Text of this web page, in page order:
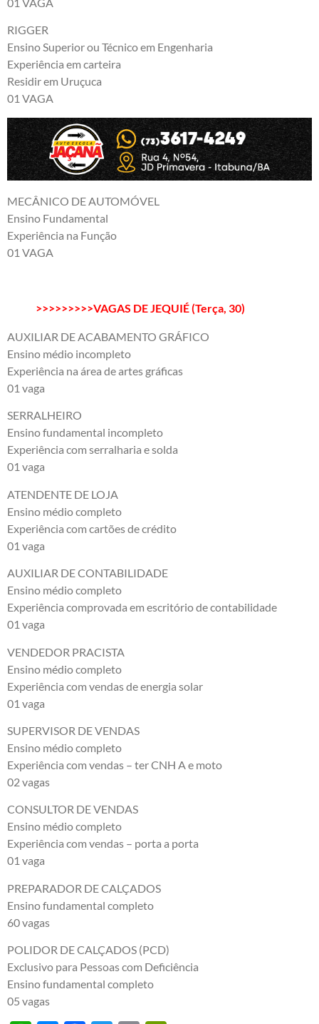
RIGGER
Ensino Superior ou Técnico em Engenharia
Experiência em carteira
Residir em Uruçuca
01 VAGA
MECÂNICO DE AUTOMÓVEL
Ensino Fundamental
Experiência na Função
01 VAGA
>>>>>>>>>VAGAS DE JEQUIÉ (Terça, 30)
AUXILIAR DE ACABAMENTO GRÁFICO
Ensino médio incompleto
Experiência na área de artes gráficas
01 vaga
SERRALHEIRO
Ensino fundamental incompleto
Experiência com serralharia e solda
01 vaga
ATENDENTE DE LOJA
Ensino médio completo
Experiência com cartões de crédito
01 vaga
AUXILIAR DE CONTABILIDADE
Ensino médio completo
Experiência comprovada em escritório de contabilidade
01 vaga
VENDEDOR PRACISTA
Ensino médio completo
Experiência com vendas de energia solar
01 vaga
SUPERVISOR DE VENDAS
Ensino médio completo
Experiência com vendas – ter CNH A e moto
02 vagas
CONSULTOR DE VENDAS
Ensino médio completo
Experiência com vendas – porta a porta
01 vaga
PREPARADOR DE CALÇADOS
Ensino fundamental completo
60 vagas
POLIDOR DE CALÇADOS (PCD)
Exclusivo para Pessoas com Deficiência
Ensino fundamental completo
05 vagas